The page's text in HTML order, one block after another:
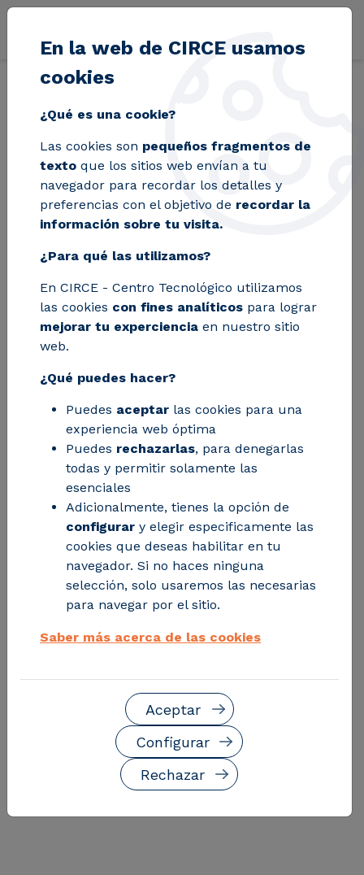
Pasar al contenido principal
Blog
CIRCE coordina la
puesta en marcha
de un horno 100 %
eléctrico para la
fusión de frita
cerámica hasta
1.500 °C
15/07/2026 - Eficiencia y descarbonización
El demostrador, desarrollado en el marco del
proyecto europeo eLITHE, ha iniciado la
producción de frita sin emplear gas natural y
abre la puerta al diseño de un horno
industrial de capacidad diez veces superior.
Descubrir más
En la web de CIRCE usamos
cookies
¿Qué es una cookie?
Las cookies son pequeños fragmentos de
texto que los sitios web envían a tu
navegador para recordar los detalles y
preferencias con el objetivo de recordar la
información sobre tu visita.
¿Para qué las utilizamos?
En CIRCE - Centro Tecnológico utilizamos
las cookies con fines analíticos para lograr
mejorar tu experciencia en nuestro sitio
web.
¿Qué puedes hacer?
Puedes aceptar las cookies para una
experiencia web óptima
Puedes rechazarlas, para denegarlas
todas y permitir solamente las
esenciales
Adicionalmente, tienes la opción de
configurar y elegir especificamente las
cookies que deseas habilitar en tu
navegador. Si no haces ninguna
selección, solo usaremos las necesarias
para navegar por el sitio.
Saber más acerca de las cookies
Rechazar
Configurar
Aceptar